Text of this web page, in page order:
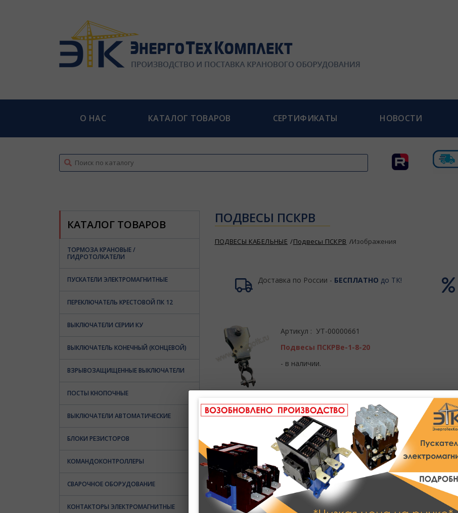
О НАС КАТАЛОГ ТОВАРОВ СЕРТИФИКАТЫ НОВОСТИ
КАТАЛОГ ТОВАРОВ
ТОРМОЗА КРАНОВЫЕ /
ГИДРОТОЛКАТЕЛИ
ПУСКАТЕЛИ ЭЛЕКТРОМАГНИТНЫЕ
ПЕРЕКЛЮЧАТЕЛЬ КРЕСТОВОЙ ПК 12
ВЫКЛЮЧАТЕЛИ СЕРИИ КУ
ВЫКЛЮЧАТЕЛЬ КОНЕЧНЫЙ (КОНЦЕВОЙ)
ВЗРЫВОЗАЩИЩЕННЫЕ ВЫКЛЮЧАТЕЛИ
ПОСТЫ КНОПОЧНЫЕ
ВЫКЛЮЧАТЕЛИ АВТОМАТИЧЕСКИЕ
БЛОКИ РЕЗИСТОРОВ
КОМАНДОКОНТРОЛЛЕРЫ
СВАРОЧНОЕ ОБОРУДОВАНИЕ
КОНТАКТОРЫ ЭЛЕКТРОМАГНИТНЫЕ
ПОДВЕСЫ ПСКРВ
ПОДВЕСЫ КАБЕЛЬНЫЕ Подвесы ПСКРВ Изображения
Доставка по России - БЕСПЛАТНО до ТК!
Артикул : УТ-00000661
Подвесы ПСКРВе-1-8-20
- в наличии.
Артикул : УТ-00000778
Подвесы ПСКРВе-1-8-30
- в наличии.